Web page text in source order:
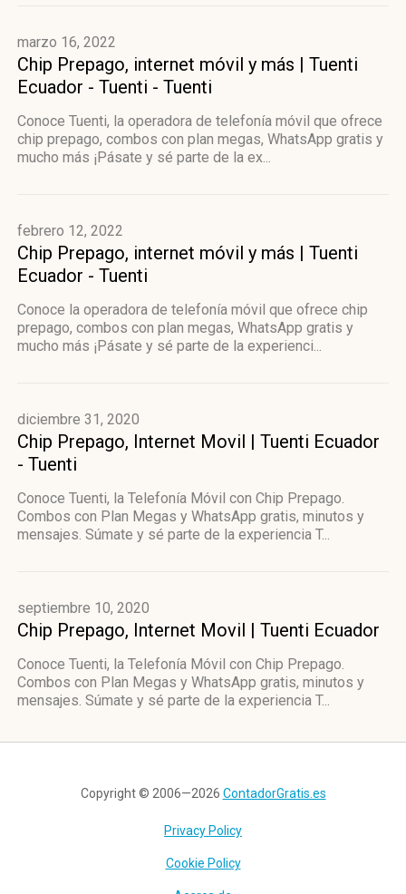
marzo 16, 2022
Chip Prepago, internet móvil y más | Tuenti
Ecuador - Tuenti - Tuenti
Conoce Tuenti, la operadora de telefonía móvil que ofrece
chip prepago, combos con plan megas, WhatsApp gratis y
mucho más ¡Pásate y sé parte de la ex...
febrero 12, 2022
Chip Prepago, internet móvil y más | Tuenti
Ecuador - Tuenti
Conoce la operadora de telefonía móvil que ofrece chip
prepago, combos con plan megas, WhatsApp gratis y
mucho más ¡Pásate y sé parte de la experienci...
diciembre 31, 2020
Chip Prepago, Internet Movil | Tuenti Ecuador
- Tuenti
Conoce Tuenti, la Telefonía Móvil con Chip Prepago.
Combos con Plan Megas y WhatsApp gratis, minutos y
mensajes. Súmate y sé parte de la experiencia T...
septiembre 10, 2020
Chip Prepago, Internet Movil | Tuenti Ecuador
Conoce Tuenti, la Telefonía Móvil con Chip Prepago.
Combos con Plan Megas y WhatsApp gratis, minutos y
mensajes. Súmate y sé parte de la experiencia T...
Copyright © 2006—2026 ContadorGratis.es
Privacy Policy
Cookie Policy